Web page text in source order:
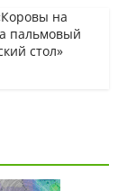
на
пальмовый
стол»